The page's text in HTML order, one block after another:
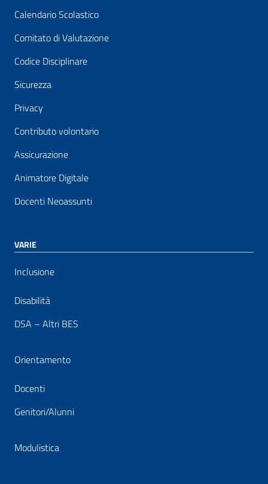
Calendario Scolastico
Comitato di Valutazione
Codice Disciplinare
Sicurezza
Privacy
Contributo volontario
Assicurazione
Animatore Digitale
Docenti Neoassunti
VARIE
Inclusione
Disabilità
DSA – Altri BES
Orientamento
Docenti
Genitori/Alunni
Modulistica